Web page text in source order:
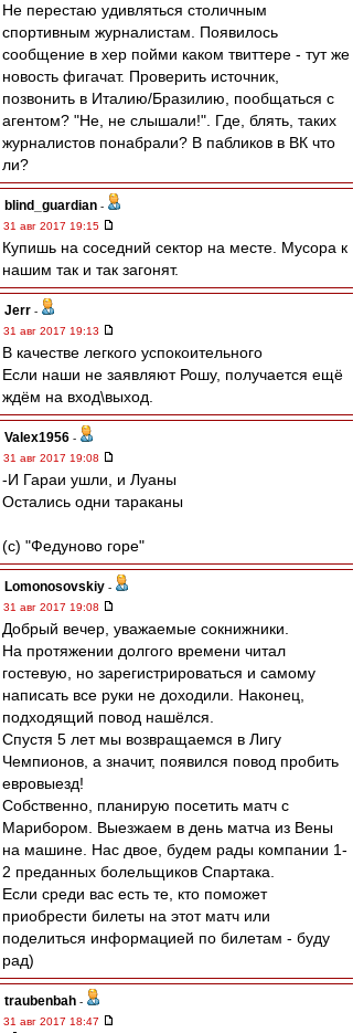
Не перестаю удивляться столичным
спортивным журналистам. Появилось
сообщение в хер пойми каком твиттере - тут же
новость фигачат. Проверить источник,
позвонить в Италию/Бразилию, пообщаться с
агентом? "Не, не слышали!". Где, блять, таких
журналистов понабрали? В пабликов в ВК что
ли?
blind_guardian -
31 авг 2017 19:15
Купишь на соседний сектор на месте. Мусора к
нашим так и так загонят.
Jerr -
31 авг 2017 19:13
В качестве легкого успокоительного
Если наши не заявляют Рошу, получается ещё
ждём на вход\выход.
Valex1956 -
31 авг 2017 19:08
-И Гараи ушли, и Луаны
Остались одни тараканы
(с) "Федуново горе"
Lomonosovskiy -
31 авг 2017 19:08
Добрый вечер, уважаемые сокнижники.
На протяжении долгого времени читал
гостевую, но зарегистрироваться и самому
написать все руки не доходили. Наконец,
подходящий повод нашёлся.
Спустя 5 лет мы возвращаемся в Лигу
Чемпионов, а значит, появился повод пробить
евровыезд!
Собственно, планирую посетить матч с
Марибором. Выезжаем в день матча из Вены
на машине. Нас двое, будем рады компании 1-
2 преданных болельщиков Спартака.
Если среди вас есть те, кто поможет
приобрести билеты на этот матч или
поделиться информацией по билетам - буду
рад)
traubenbah -
31 авг 2017 18:47